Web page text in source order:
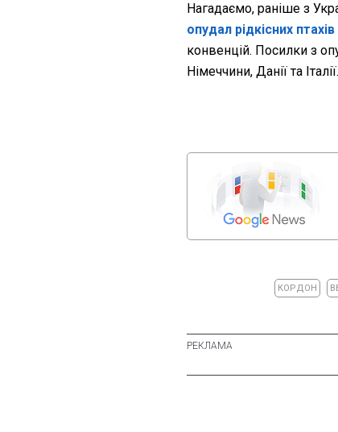
Нагадаємо, раніше з
опудал рідкісних
конвенцій. Посилки з
Німеччини, Данії та Італії.
КОРДОН